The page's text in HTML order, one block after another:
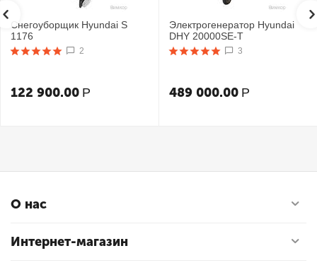
Снегоуборщик Hyundai S
1176
2
122 900.00 Р
Электрогенератор Hyundai
DHY 20000SE-T
3
489 000.00 Р
О нас
Интернет-магазин